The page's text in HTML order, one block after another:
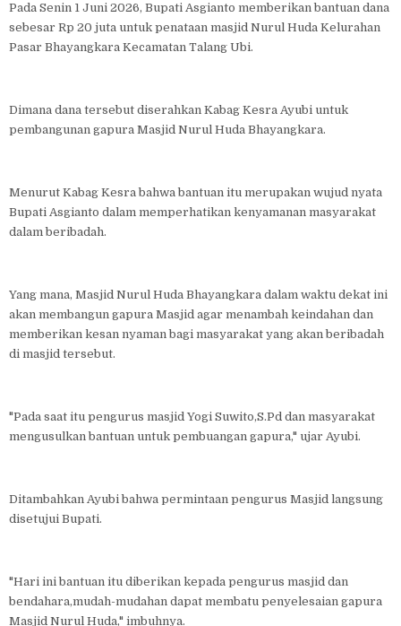
Pada Senin 1 Juni 2026, Bupati Asgianto memberikan bantuan dana
sebesar Rp 20 juta untuk penataan masjid Nurul Huda Kelurahan
Pasar Bhayangkara Kecamatan Talang Ubi.
Dimana dana tersebut diserahkan Kabag Kesra Ayubi untuk
pembangunan gapura Masjid Nurul Huda Bhayangkara.
Menurut Kabag Kesra bahwa bantuan itu merupakan wujud nyata
Bupati Asgianto dalam memperhatikan kenyamanan masyarakat
dalam beribadah.
Yang mana, Masjid Nurul Huda Bhayangkara dalam waktu dekat ini
akan membangun gapura Masjid agar menambah keindahan dan
memberikan kesan nyaman bagi masyarakat yang akan beribadah
di masjid tersebut.
"Pada saat itu pengurus masjid Yogi Suwito,S.Pd dan masyarakat
mengusulkan bantuan untuk pembuangan gapura," ujar Ayubi.
Ditambahkan Ayubi bahwa permintaan pengurus Masjid langsung
disetujui Bupati.
"Hari ini bantuan itu diberikan kepada pengurus masjid dan
bendahara,mudah-mudahan dapat membatu penyelesaian gapura
Masjid Nurul Huda," imbuhnya.